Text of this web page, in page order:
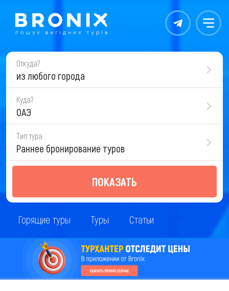
Контакты Меню
Откуда?
из любого города
Куда?
ОАЭ
Тип тура
Раннее бронирование туров
ПОКАЗАТЬ
Горящие туры Туры Статьи